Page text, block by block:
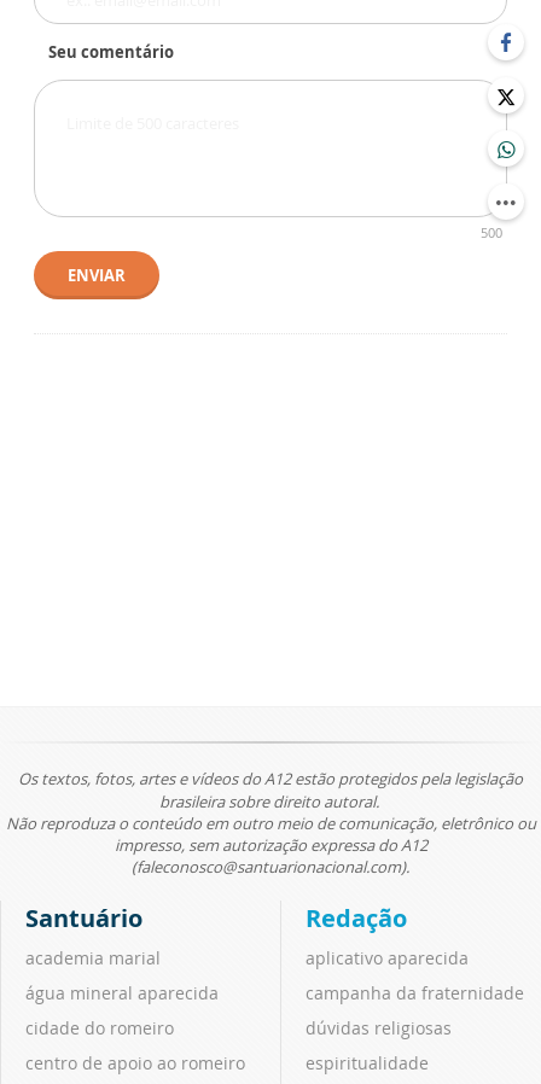
Seu comentário
500
ENVIAR
Os textos, fotos, artes e vídeos do A12 estão protegidos pela legislação
brasileira sobre direito autoral.
Não reproduza o conteúdo em outro meio de comunicação, eletrônico ou
impresso, sem autorização expressa do A12
(faleconosco@santuarionacional.com).
Santuário
academia marial
água mineral aparecida
cidade do romeiro
centro de apoio ao romeiro
Redação
aplicativo aparecida
campanha da fraternidade
dúvidas religiosas
espiritualidade